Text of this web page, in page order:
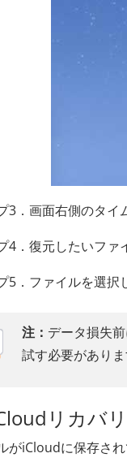
3．画面右側のタイ
4．復元したいファ
5．ファイルを選択
注： データ損失
試す必要がありま
リカバ
がiCloudに保存さ